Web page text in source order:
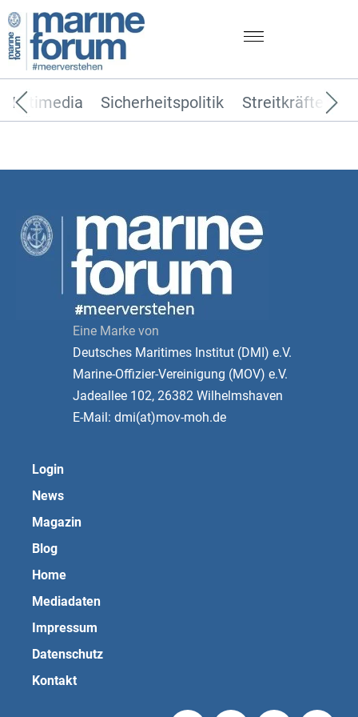
Sicherheitspolitik Streitkräfte
Multimedia
Eine Marke von
Deutsches Maritimes Institut (DMI) e.V.
Marine-Offizier-Vereinigung (MOV) e.V.
Jadeallee 102, 26382 Wilhelmshaven
E-Mail: dmi(at)mov-moh.de
Login
News
Magazin
Blog
Home
Mediadaten
Impressum
Datenschutz
Kontakt